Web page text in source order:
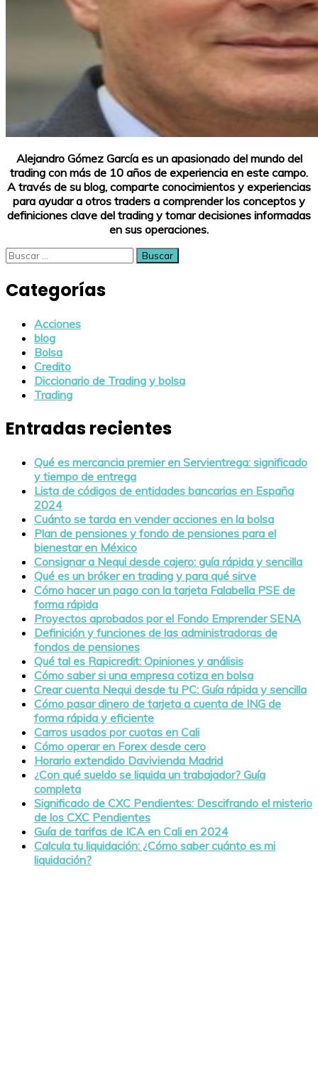
Alejandro Gómez García es un apasionado del mundo del
trading con más de 10 años de experiencia en este campo.
A través de su blog, comparte conocimientos y experiencias
para ayudar a otros traders a comprender los conceptos y
definiciones clave del trading y tomar decisiones informadas
en sus operaciones.
Buscar:
Categorías
Acciones
blog
Bolsa
Credito
Diccionario de Trading y bolsa
Trading
Entradas recientes
Qué es mercancia premier en Servientrega: significado
y tiempo de entrega
Lista de códigos de entidades bancarias en España
2024
Cuánto se tarda en vender acciones en la bolsa
Plan de pensiones y fondo de pensiones para el
bienestar en México
Consignar a Nequi desde cajero: guía rápida y sencilla
Qué es un bróker en trading y para qué sirve
Cómo hacer un pago con la tarjeta Falabella PSE de
forma rápida
Proyectos aprobados por el Fondo Emprender SENA
Definición y funciones de las administradoras de
fondos de pensiones
Qué tal es Rapicredit: Opiniones y análisis
Cómo saber si una empresa cotiza en bolsa
Crear cuenta Nequi desde tu PC: Guía rápida y sencilla
Cómo pasar dinero de tarjeta a cuenta de ING de
forma rápida y eficiente
Carros usados por cuotas en Cali
Cómo operar en Forex desde cero
Horario extendido Davivienda Madrid
¿Con qué sueldo se liquida un trabajador? Guía
completa
Significado de CXC Pendientes: Descifrando el misterio
de los CXC Pendientes
Guía de tarifas de ICA en Cali en 2024
Calcula tu liquidación: ¿Cómo saber cuánto es mi
liquidación?